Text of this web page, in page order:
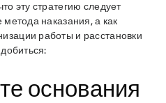
эту стратегию следует
метода наказания, а как
работы и расстановки
основания